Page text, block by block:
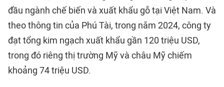
đầu ngành chế biến và xuất khẩu gỗ tại Việt Nam. Và
theo thông tin của Phú Tài, trong năm 2024, công ty
đạt tổng kim ngạch xuất khẩu gần 120 triệu USD,
trong đó riêng thị trường Mỹ và châu Mỹ chiếm
khoảng 74 triệu USD.